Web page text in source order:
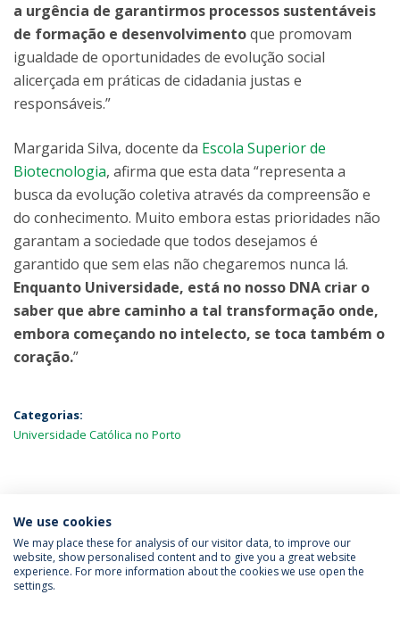
a urgência de garantirmos processos sustentáveis
de formação e desenvolvimentoque promovam
igualdade de oportunidades de evolução social
alicerçada em práticas de cidadania justas e
responsáveis.”
Margarida Silva, docente da Escola Superior de
Biotecnologia, afirma que esta data “representa a
busca da evolução coletiva através da compreensão e
do conhecimento. Muito embora estas prioridades não
garantam a sociedade que todos desejamos é
garantido que sem elas não chegaremos nunca lá.
Enquanto Universidade, está no nosso DNA criar o
saber que abre caminho a tal transformação onde,
embora começando no intelecto, se toca também o
coração.”
Categorias:
Universidade Católica no Porto
MAIS NOTÍCIAS
Política de Privacidade
Termos & Condições
We use cookies
We may place these for analysis of our visitor data, to improve our
website, show personalised content and to give you a great website
experience. For more information about the cookies we use open the
settings.